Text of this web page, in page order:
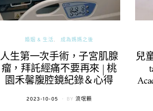
婚姻 & 生活 成為媽媽之後
人生第一次手術，子宮肌腺
瘤，拜託經痛不要再來 | 桃
園禾馨腹腔鏡紀錄＆心得
POSTED
2023-10-05 BY 流氓顆
兒